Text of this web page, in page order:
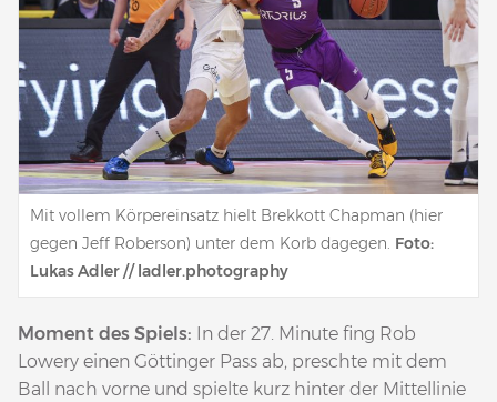
Mit vollem Körpereinsatz hielt Brekkott Chapman (hier
gegen Jeff Roberson) unter dem Korb dagegen. Foto:
Lukas Adler // ladler.photography
Moment des Spiels: In der 27. Minute fing Rob
Lowery einen Göttinger Pass ab, preschte mit dem
Ball nach vorne und spielte kurz hinter der Mittellinie